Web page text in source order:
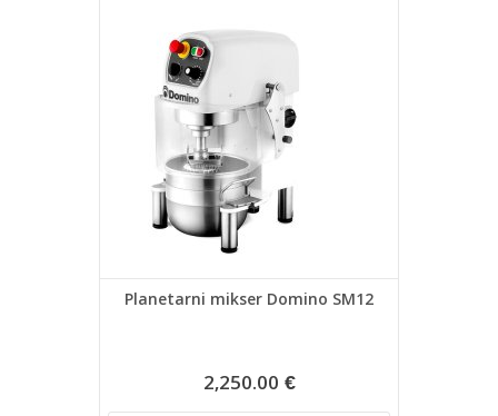
Planetarni mikser Domino SM12
2,250.00 €